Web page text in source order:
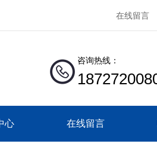
在线留言
咨询热线：
心 在线留言